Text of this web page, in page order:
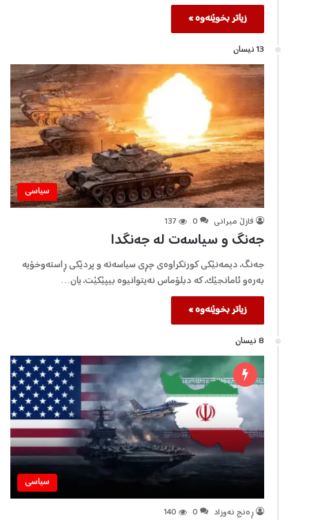
زیاتر بخوێنەوە »
13 نیسان
سیاسی
فازڵ میرانی 0
137
جەنگ و سیاسەت لە جەنگدا
جەنگ، دیمەنێکی کورتکراوەی چڕی سیاسەتە و پردێکی ڕاستەوخۆیە
بەرەو ئامانجێک، کە دبلۆماس نەیتوانیوە بیپێکێت، یان…
زیاتر بخوێنەوە »
8 نیسان
سیاسی
ڕه‌نج نه‌وزاد 0
140